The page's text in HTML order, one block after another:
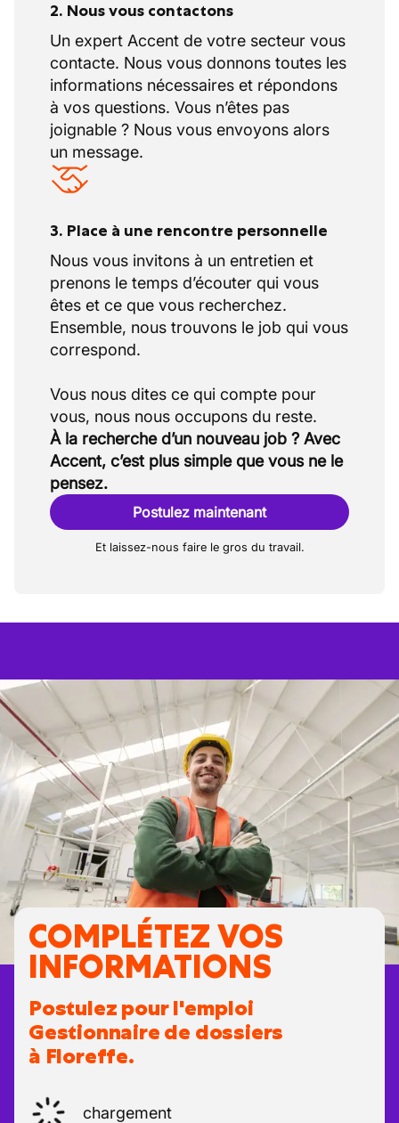
2. Nous vous contactons
Un expert Accent de votre secteur vous
contacte. Nous vous donnons toutes les
informations nécessaires et répondons
à vos questions. Vous n’êtes pas
joignable ? Nous vous envoyons alors
un message.
3. Place à une rencontre personnelle
Nous vous invitons à un entretien et
prenons le temps d’écouter qui vous
êtes et ce que vous recherchez.
Ensemble, nous trouvons le job qui vous
correspond.
Vous nous dites ce qui compte pour
À la recherche d’un nouveau job ? Avec
Accent, c’est plus simple que vous ne le
pensez.
Postulez maintenant
Et laissez-nous faire le gros du travail.
COMPLÉTEZ VOS
INFORMATIONS
Postulez pour l'emploi
Gestionnaire de dossiers
à Floreffe.
chargement